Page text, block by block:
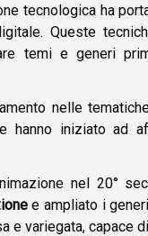
tecnologica ha
Queste
temi e generi
nelle
hanno iniziato ad
nel 20°
e ampliato i
e variegata, capace